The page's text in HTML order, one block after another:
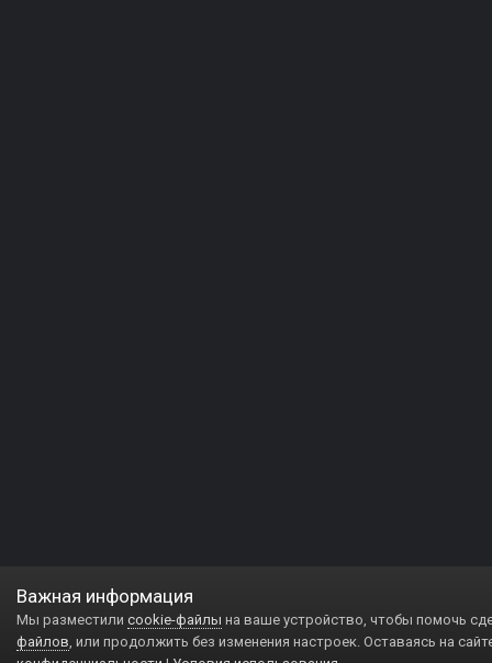
Важная информация
Мы разместили cookie-файлы на ваше устройство, чтобы помочь
файлов, или продолжить без изменения настроек. Оставаясь на